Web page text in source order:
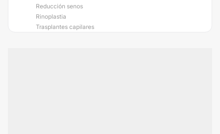
Reducción senos
Rinoplastia
Trasplantes capilares